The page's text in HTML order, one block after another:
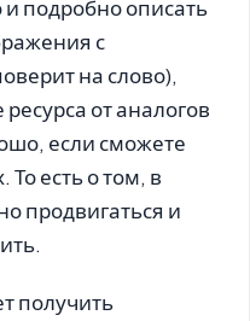
и подробно описать
с
на слово),
от аналогов
если сможете
То есть о том, в
продвигаться и
получить